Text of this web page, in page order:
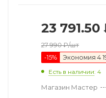
23 791.50
27 990₽/шт
-15% Экономия 4
Есть в наличии: 4
Магазин Мастер